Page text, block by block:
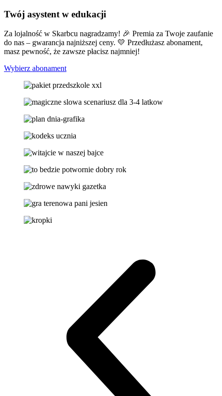
Twój asystent w edukacji
Za lojalność w Skarbcu nagradzamy! 🎉 Premia za Twoje zaufanie
do nas – gwarancja najniższej ceny. 💛 Przedłużasz abonament,
masz pewność, że zawsze płacisz najmniej!
Wybierz abonament